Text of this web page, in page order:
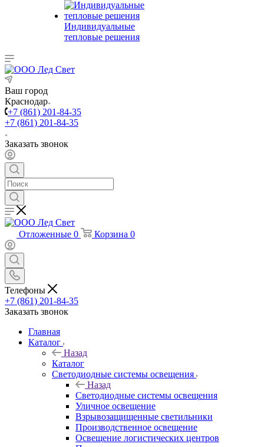
Индивидуальные
тепловые решения
Ваш город
Краснодар
+7 (861) 201-84-35
+7 (861) 201-84-35
Заказать звонок
Отложенные 0 Корзина 0
Телефоны
+7 (861) 201-84-35
Заказать звонок
Главная
Каталог
Назад
Каталог
Светодиодные системы освещения
Назад
Светодиодные системы освещения
Уличное освещение
Взрывозащищенные светильники
Производственное освещение
Освещение логистических центров